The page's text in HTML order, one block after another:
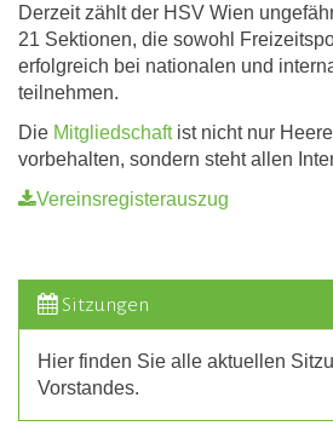
Derzeit zählt der HSV Wien
21 Sektionen, die sowohl
erfolgreich bei nationalen und
teilnehmen.
Die Mitgliedschaftist nicht nur
vorbehalten, sondern steht allen
Vereinsregisterauszug
Sitzungen
Hier finden Sie alle aktuellen
Vorstandes.